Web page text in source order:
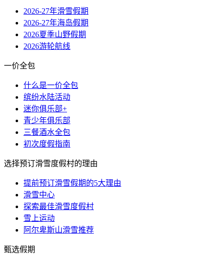
2026-27年滑雪假期
2026-27年海岛假期
2026夏季山野假期
2026游轮航线
一价全包
什么是一价全包
缤纷水陆活动
迷你俱乐部+
青少年俱乐部
三餐酒水全包
初次度假指南
选择预订滑雪度假村的理由
提前预订滑雪假期的5大理由
滑雪中心
探索最佳滑雪度假村
雪上运动
阿尔卑斯山滑雪推荐
甄选假期